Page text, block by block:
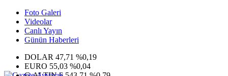
Foto Galeri
Videolar
Canlı Yayın
Günün Haberleri
DOLAR 47,71 %0,19
EURO 55,03 %0,04